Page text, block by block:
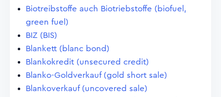
Biotreibstoffe auch Biotriebstoffe (biofuel,
green fuel)
BIZ (BIS)
Blankett (blanc bond)
Blankokredit (unsecured credit)
Blanko-Goldverkauf (gold short sale)
Blankoverkauf (uncovered sale)